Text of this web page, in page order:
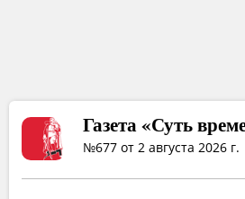
Газета «Суть
№677 от 2 августа 2026 г.